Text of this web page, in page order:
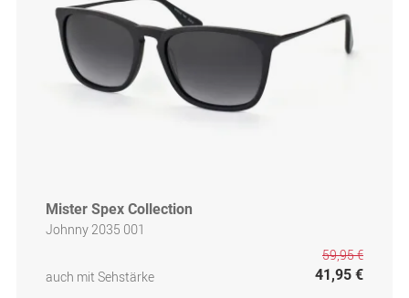
Mister Spex Collection
Johnny 2035 001
auch mit Sehstärke
59,95 €
41,95 €